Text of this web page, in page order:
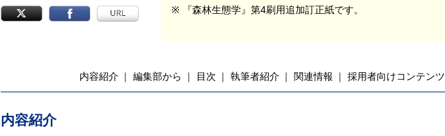
※ 『森林生態学』第4刷用追加訂正紙です。
内容紹介 編集部から 目次 執筆者紹介 関連情報 採用者向けコンテンツ
内容紹介